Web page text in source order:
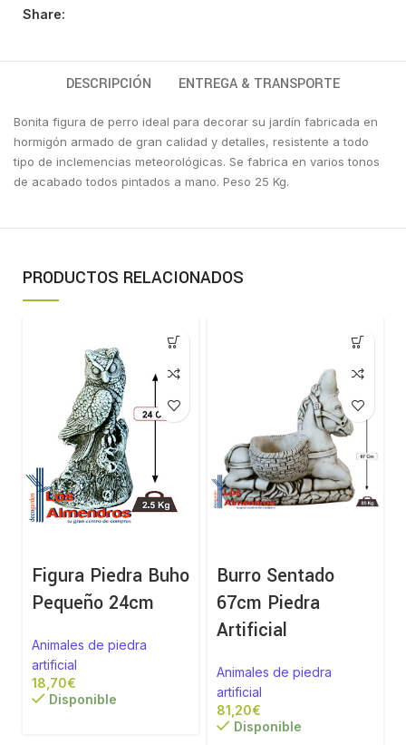
Share:
DESCRIPCIÓN ENTREGA & TRANSPORTE
Bonita figura de perro ideal para decorar su jardín fabricada en
hormigón armado de gran calidad y detalles, resistente a todo
tipo de inclemencias meteorológicas. Se fabrica en varios tonos
de acabado todos pintados a mano. Peso 25 Kg.
PRODUCTOS RELACIONADOS
Figura Piedra Buho
Pequeño 24cm
Animales de piedra
artificial
€
Disponible
Burro Sentado
67cm Piedra
Artificial
Animales de piedra
artificial
€
Disponible